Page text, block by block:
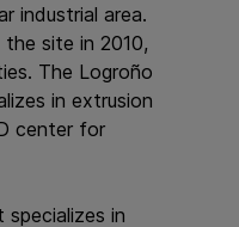
industrial area.
site in 2010,
The Logroño
in extrusion
center for
specializes in